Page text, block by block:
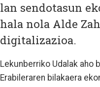
lan sendotasun
hala nola Alde
digitalizazioa.
Lekunberriko Udalak aho
Erabileraren bilakaera